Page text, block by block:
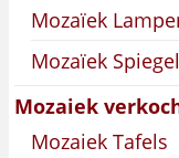
Mozaïek
Mozaïek
Mozaiek
Mozaiek Tafels